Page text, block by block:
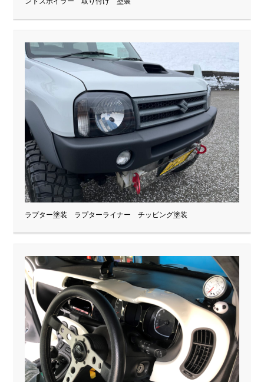
ラプター塗装 ラプターライナー チッピング塗装